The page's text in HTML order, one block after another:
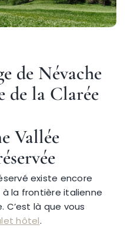
de Névache
de la Clarée
Vallée
existe encore
à la frontière italienne
C’est là que vous
hôtel.